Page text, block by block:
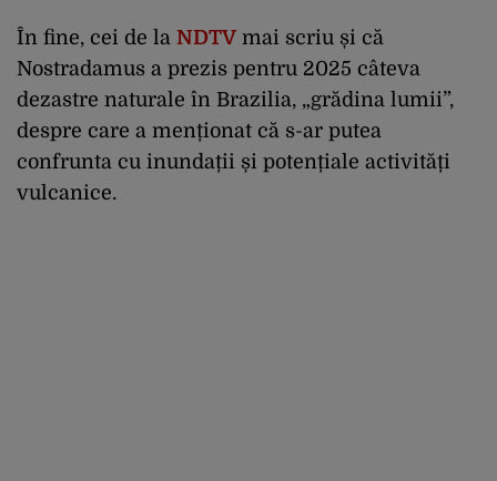
În fine, cei de la NDTV mai scriu și că
Nostradamus a prezis pentru 2025 câteva
dezastre naturale în Brazilia, „grădina lumii”,
despre care a menționat că s-ar putea
confrunta cu inundații și potențiale activități
vulcanice.